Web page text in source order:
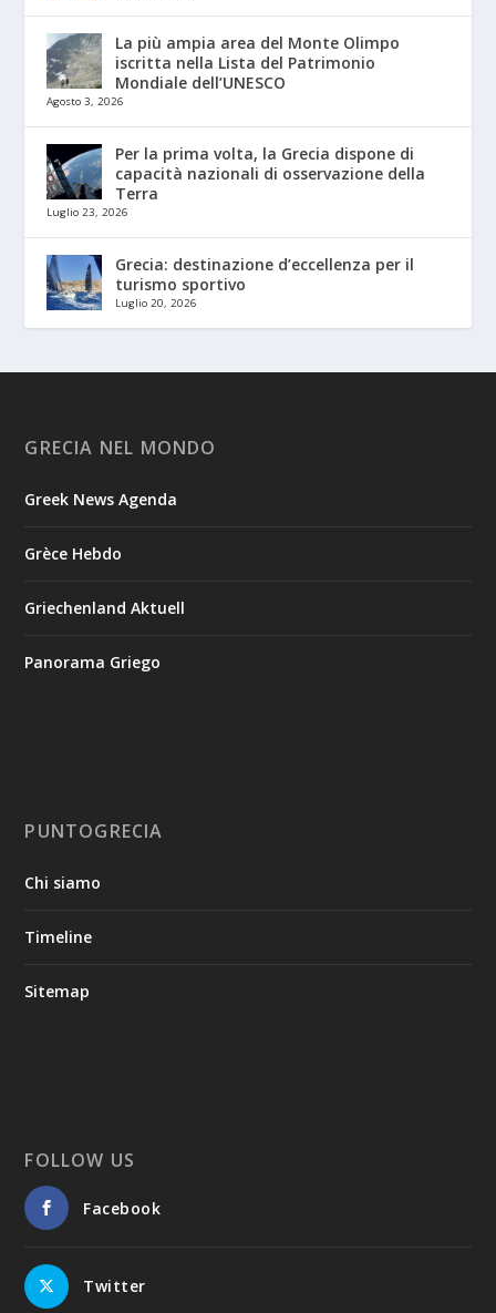
La più ampia area del Monte Olimpo
iscritta nella Lista del Patrimonio
Mondiale dell’UNESCO
Agosto 3, 2026
Per la prima volta, la Grecia dispone di
capacità nazionali di osservazione della
Terra
Luglio 23, 2026
Grecia: destinazione d’eccellenza per il
turismo sportivo
Luglio 20, 2026
GRECIA NEL MONDO
Greek News Agenda
Grèce Hebdo
Griechenland Aktuell
Panorama Griego
PUNTOGRECIA
Chi siamo
Timeline
Sitemap
FOLLOW US
Facebook
Twitter